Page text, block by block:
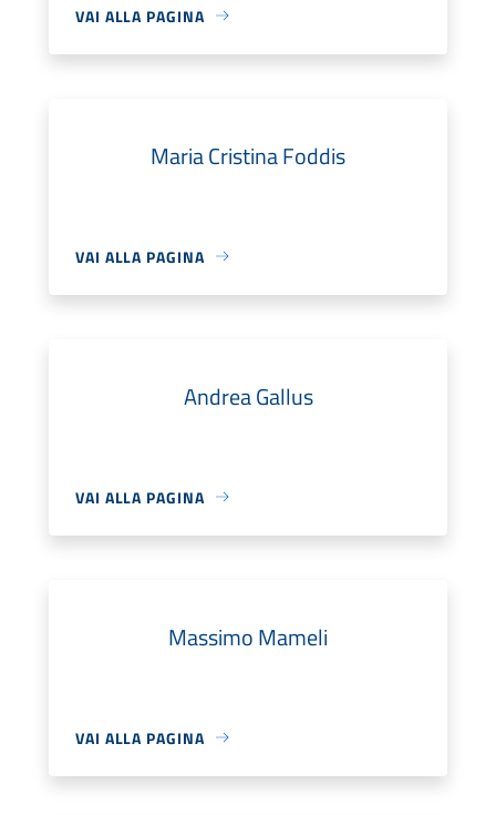
VAI ALLA PAGINA
Maria Cristina Foddis
VAI ALLA PAGINA
Andrea Gallus
VAI ALLA PAGINA
Massimo Mameli
VAI ALLA PAGINA